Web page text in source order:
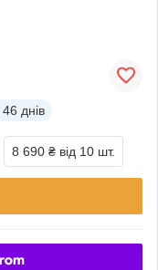
46 днів
8 690 ₴ від 10 шт.